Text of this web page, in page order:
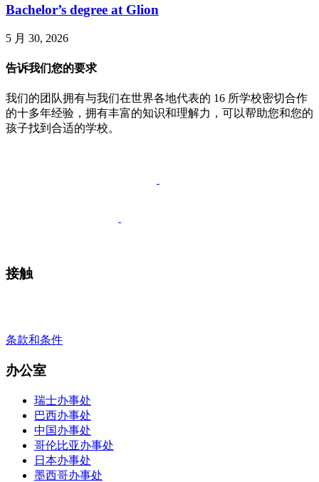
Bachelor’s degree at Glion
5 月 30, 2026
告诉我们您的要求
我们的团队拥有与我们在世界各地代表的 16 所学校密切合作
的十多年经验，拥有丰富的知识和理解力，可以帮助您和您的
孩子找到合适的学校。
接触
条款和条件
办公室
瑞士办事处
巴西办事处
中国办事处
哥伦比亚办事处
日本办事处
墨西哥办事处